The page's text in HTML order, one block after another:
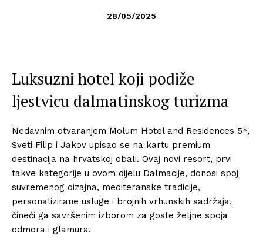
28/05/2025
Luksuzni hotel koji podiže
ljestvicu dalmatinskog turizma
Nedavnim otvaranjem Molum Hotel and Residences 5*,
Sveti Filip i Jakov upisao se na kartu premium
destinacija na hrvatskoj obali. Ovaj novi resort, prvi
takve kategorije u ovom dijelu Dalmacije, donosi spoj
suvremenog dizajna, mediteranske tradicije,
personalizirane usluge i brojnih vrhunskih sadržaja,
čineći ga savršenim izborom za goste željne spoja
odmora i glamura.